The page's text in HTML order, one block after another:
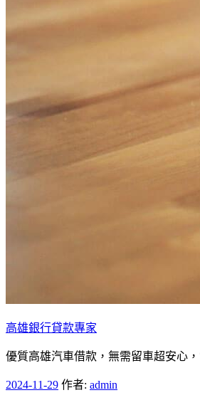
高雄銀行貸款專家
優質高雄汽車借款，無需留車超安心
發
2024-11-29 作者: admin